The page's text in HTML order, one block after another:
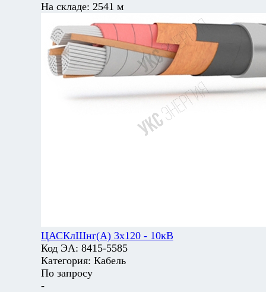
На складе: 2541 м
ЦАСКлШнг(А) 3х120 - 10кВ
Код ЭА: 8415-5585
Категория: Кабель
По запросу
-